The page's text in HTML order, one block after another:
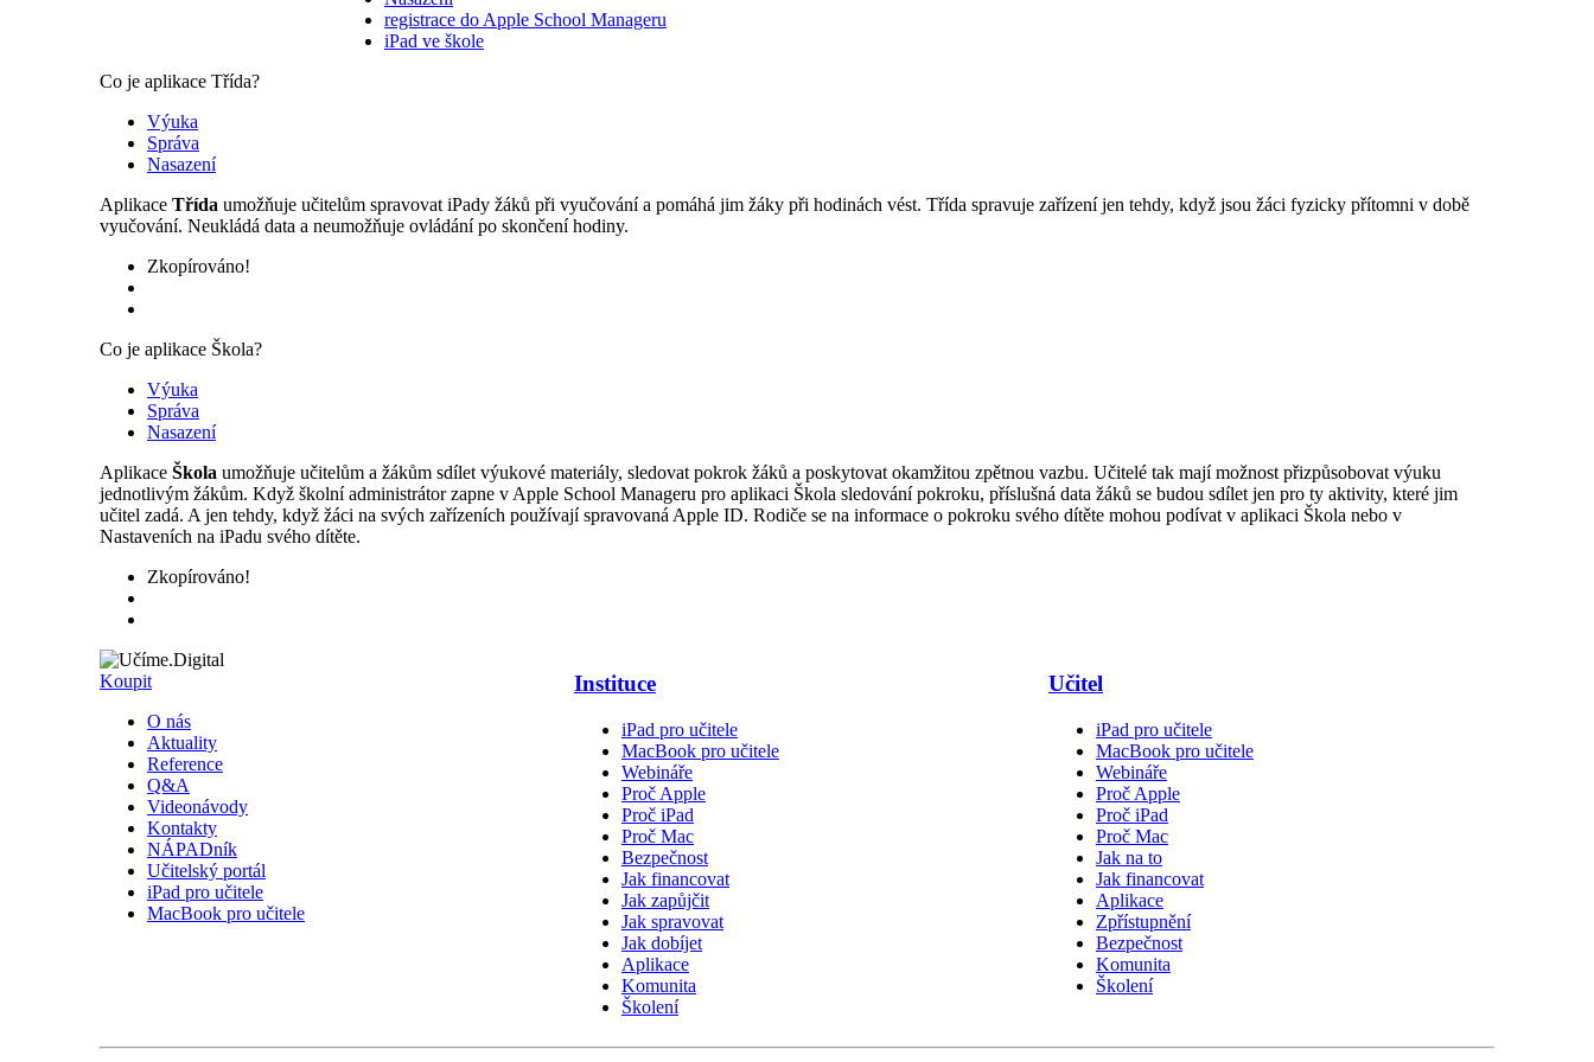
registrace do Apple School Manageru
iPad ve škole
Co je aplikace Třída?
Výuka
Správa
Nasazení
Aplikace Třída umožňuje učitelům spravovat iPady žáků při vyučování a pomáhá jim žáky při hodinách vést. Třída spravuje zařízení jen tehdy, když jsou žáci fyzicky přítomni v době
vyučování. Neukládá data a neumožňuje ovládání po skončení hodiny.
Zkopírováno!
Co je aplikace Škola?
Výuka
Správa
Nasazení
Aplikace Škola umožňuje učitelům a žákům sdílet výukové materiály, sledovat pokrok žáků a poskytovat okamžitou zpětnou vazbu. Učitelé tak mají možnost přizpůsobovat výuku
jednotlivým žákům. Když školní administrátor zapne v Apple School Manageru pro aplikaci Škola sledování pokroku, příslušná data žáků se budou sdílet jen pro ty aktivity, které jim
učitel zadá. A jen tehdy, když žáci na svých zařízeních používají spravovaná Apple ID. Rodiče se na informace o pokroku svého dítěte mohou podívat v aplikaci Škola nebo v
Nastaveních na iPadu svého dítěte.
Zkopírováno!
Koupit
O nás
Aktuality
Reference
Q&A
Videonávody
Kontakty
NÁPADník
Učitelský portál
iPad pro učitele
MacBook pro učitele
Instituce
iPad pro učitele
MacBook pro učitele
Webináře
Proč Apple
Proč iPad
Proč Mac
Bezpečnost
Jak financovat
Jak zapůjčit
Jak spravovat
Jak dobíjet
Aplikace
Komunita
Školení
Učitel
iPad pro učitele
MacBook pro učitele
Webináře
Proč Apple
Proč iPad
Proč Mac
Jak na to
Jak financovat
Aplikace
Zpřístupnění
Bezpečnost
Komunita
Školení